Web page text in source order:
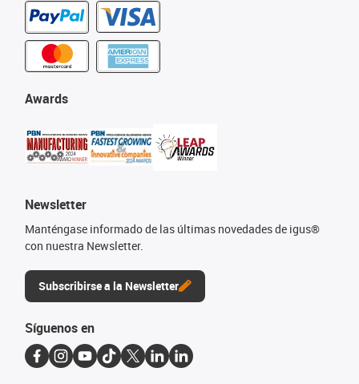
Awards
Newsletter
Manténgase informado de las últimas novedades de igus®
con nuestra Newsletter.
Subscribirse a la Newsletter
Síguenos en